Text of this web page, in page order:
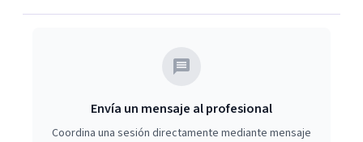
Envía un mensaje al profesional
Coordina una sesión directamente mediante mensaje